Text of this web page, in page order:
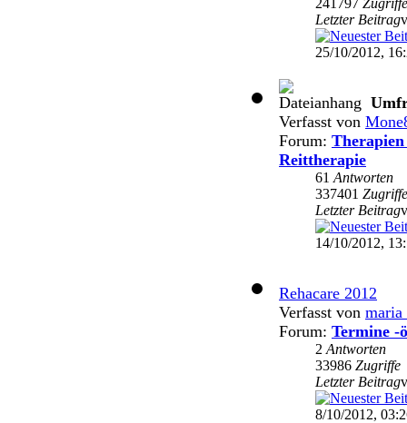
241797 Zugriffe
Letzter Beitrag
25/10/2012,
Verfasst von
Forum:
Reittherapie
61 Antworten
337401 Zugriffe
Letzter Beitrag
14/10/2012,
Rehacare 2012
Verfasst von maria
Forum: Termine -
2 Antworten
33986 Zugriffe
Letzter Beitrag
8/10/2012,